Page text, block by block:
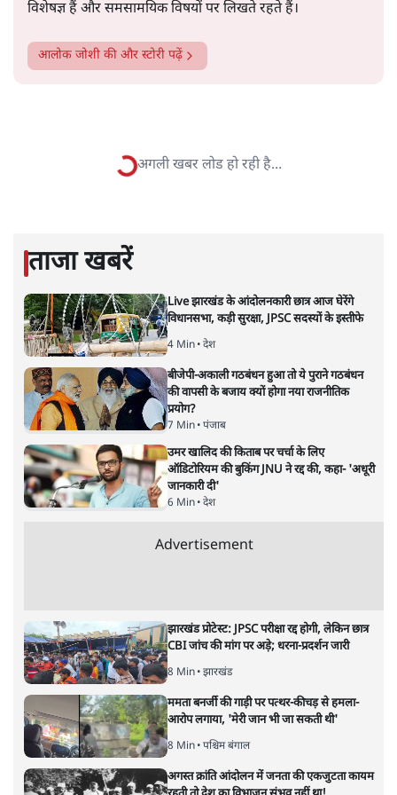
सत्य हिन्दी ऐपडाउनलोडकरें
आलोक जोशीकी और स्टोरी पढ़ें
उद्धव ठाकरे की बागियों को चिट्ठीः चले
भी आओ, तुम्हारा इंतजार है
महाराष्ट्र| सोमदत्त शर्मा 29 MAR, 2025
महाराष्ट्र के मुख्यमंत्री उद्धव ठाकरे ने गुवाहाटी में ठहरे असंतुष्ट
विधायकों को चिट्ठी लिखी है, जिसमें उनसे भावनात्मक अपील की गई
है। जानिए क्या-क्या लिखा है।
महाराष्ट्र के मुख्यमंत्री और शिवसेनाप्रमुख उद्धव ठाकरे ने बागी